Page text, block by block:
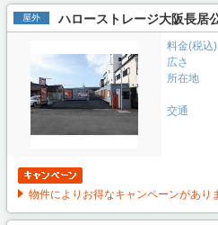
屋外 ハローストレージ大阪長居
料金(税込)
広さ
所在地
交通
物件によりお得なキャンペーンがあり